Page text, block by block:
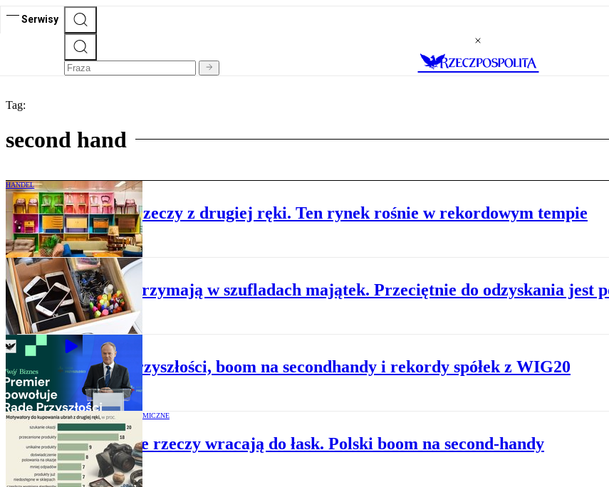
Serwisy
Tag:
second hand
HANDEL
Polacy ruszyli po rzeczy z drugiej ręki. Ten rynek rośnie w rekordowym tempie
HANDEL
Polacy trzymają w szufladach majątek. Przeciętnie do odzyskania jest
Rada Przyszłości, boom na secondhandy i rekordy spółek z WIG20
RAPORTY EKONOMICZNE
Używane rzeczy wracają do łask. Polski boom na second-handy